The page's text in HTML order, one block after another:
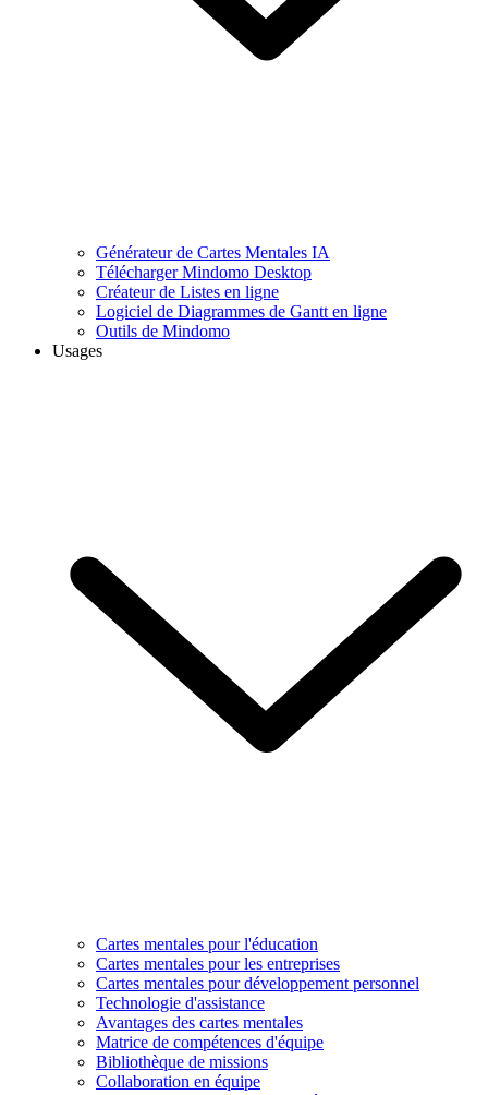
Générateur de Cartes Mentales IA
Télécharger Mindomo Desktop
Créateur de Listes en ligne
Logiciel de Diagrammes de Gantt en ligne
Outils de Mindomo
Usages
Cartes mentales pour l'éducation
Cartes mentales pour les entreprises
Cartes mentales pour développement personnel
Technologie d'assistance
Avantages des cartes mentales
Matrice de compétences d'équipe
Bibliothèque de missions
Collaboration en équipe